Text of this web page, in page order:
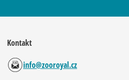
Kontakt
info@zooroyal.cz